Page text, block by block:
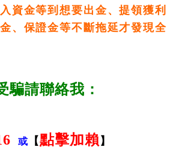
資金等到想要出金、提領獲利
、保證金等不斷拖延才發現全
騙請聯絡我：
或 【點擊加賴 】